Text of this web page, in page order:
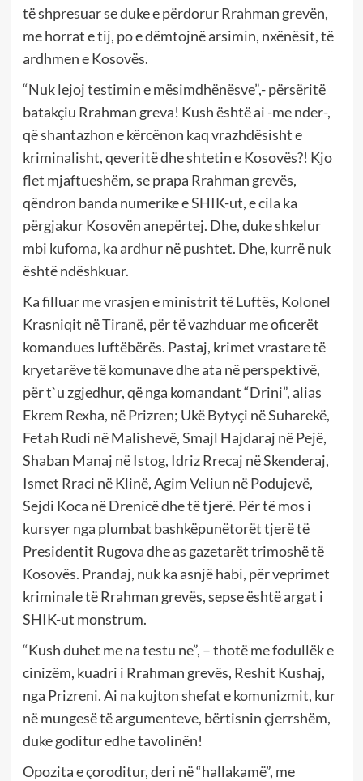
të shpresuar se duke e përdorur Rrahman grevën,
me horrat e tij, po e dëmtojnë arsimin, nxënësit, të
ardhmen e Kosovës.
“Nuk lejoj testimin e mësimdhënësve”,- përsëritë
batakçiu Rrahman greva! Kush është ai -me nder-,
që shantazhon e kërcënon kaq vrazhdësisht e
kriminalisht, qeveritë dhe shtetin e Kosovës?! Kjo
flet mjaftueshëm, se prapa Rrahman grevës,
qëndron banda numerike e SHIK-ut, e cila ka
përgjakur Kosovën anepërtej. Dhe, duke shkelur
mbi kufoma, ka ardhur në pushtet. Dhe, kurrë nuk
është ndëshkuar.
Ka filluar me vrasjen e ministrit të Luftës, Kolonel
Krasniqit në Tiranë, për të vazhduar me oficerët
komandues luftëbërës. Pastaj, krimet vrastare të
kryetarëve të komunave dhe ata në perspektivë,
për t`u zgjedhur, që nga komandant “Drini”, alias
Ekrem Rexha, në Prizren; Ukë Bytyçi në Suharekë,
Fetah Rudi në Malishevë, Smajl Hajdaraj në Pejë,
Shaban Manaj në Istog, Idriz Rrecaj në Skenderaj,
Ismet Rraci në Klinë, Agim Veliun në Podujevë,
Sejdi Koca në Drenicë dhe të tjerë. Për të mos i
kursyer nga plumbat bashkëpunëtorët tjerë të
Presidentit Rugova dhe as gazetarët trimoshë të
Kosovës. Prandaj, nuk ka asnjë habi, për veprimet
kriminale të Rrahman grevës, sepse është argat i
SHIK-ut monstrum.
“Kush duhet me na testu ne”, – thotë me fodullëk e
cinizëm, kuadri i Rrahman grevës, Reshit Kushaj,
nga Prizreni. Ai na kujton shefat e komunizmit, kur
në mungesë të argumenteve, bërtisnin çjerrshëm,
duke goditur edhe tavolinën!
Opozita e çoroditur, deri në “hallakamë”, me